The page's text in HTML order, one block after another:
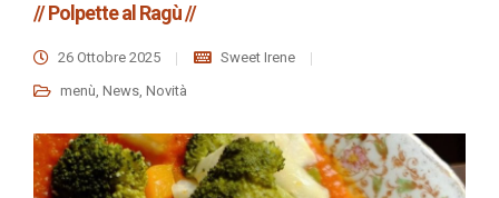
// Polpette al Ragù //
26 Ottobre 2025
Sweet Irene
menù, News, Novità